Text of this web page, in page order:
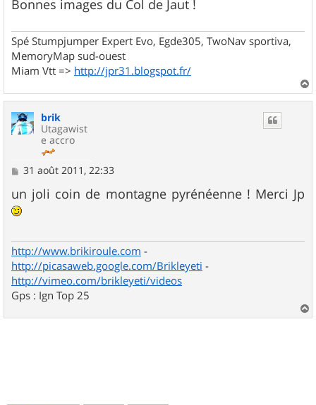
Bonnes images du Col de Jaut !
Spé Stumpjumper Expert Evo, Egde305, TwoNav sportiva,
MemoryMap sud-ouest
Miam Vtt => http://jpr31.blogspot.fr/
a
brik
Utagawist
e accro
M
s
s
a
31 août 2011, 22:33
un joli coin de montagne pyrénéenne ! Merci Jp
http://www.brikiroule.com -
http://picasaweb.google.com/Brikleyeti -
http://vimeo.com/brikleyeti/videos
Gps : Ign Top 25
a